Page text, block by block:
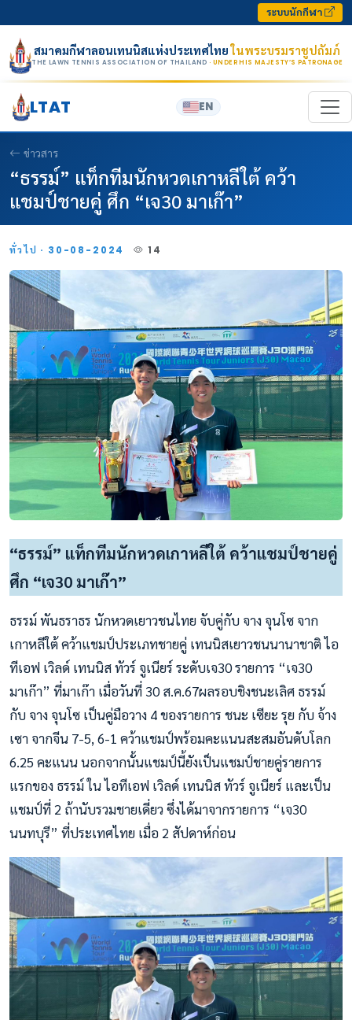
ระบบนักกีฬา
สมาคมกีฬาลอนเทนนิสแห่งประเทศไทยในพระบรมราชูปถัมภ์
THE LAWN TENNIS ASSOCIATION OF THAILAND · UNDER HIS MAJESTY’S PATRONAGE
LTAT EN
ข่าวสาร
“ธรรม์” แท็กทีมนักหวดเกาหลีใต้ คว้า
แชมป์ชายคู่ ศึก “เจ30 มาเก๊า”
ทั่วไป · 30-08-2024 14
“ธรรม์” แท็กทีมนักหวดเกาหลีใต้ คว้าแชมป์ชายคู่
ศึก “เจ30 มาเก๊า”
ธรรม์ พันธราธร นักหวดเยาวชนไทย จับคู่กับ จาง จุนโซ จาก
เกาหลีใต้ คว้าแชมป์ประเภทชายคู่ เทนนิสเยาวชนนานาชาติ ไอ
ทีเอฟ เวิลด์ เทนนิส ทัวร์ จูเนียร์ ระดับเจ30 รายการ “เจ30
มาเก๊า” ที่มาเก๊า เมื่อวันที่ 30 ส.ค.67ผลรอบชิงชนะเลิศ ธรรม์
กับ จาง จุนโซ เป็นคู่มือวาง 4 ของรายการ ชนะ เซียะ รุย กับ จ้าง
เซา จากจีน 7-5, 6-1 คว้าแชมป์พร้อมคะแนนสะสมอันดับโลก
6.25 คะแนน นอกจากนั้นแชมป์นี้ยังเป็นแชมป์ชายคู่รายการ
แรกของ ธรรม์ ใน ไอทีเอฟ เวิลด์ เทนนิส ทัวร์ จูเนียร์ และเป็น
แชมป์ที่ 2 ถ้านับรวมชายเดี่ยว ซึ่งได้มาจากรายการ “เจ30
นนทบุรี” ที่ประเทศไทย เมื่อ 2 สัปดาห์ก่อน